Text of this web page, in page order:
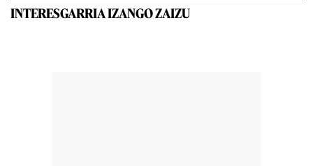
INTERESGARRIA IZANGO ZAIZU